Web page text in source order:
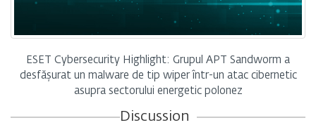
ESET Cybersecurity Highlight: Grupul APT Sandworm a
desfășurat un malware de tip wiper într-un atac cibernetic
asupra sectorului energetic polonez
Discussion